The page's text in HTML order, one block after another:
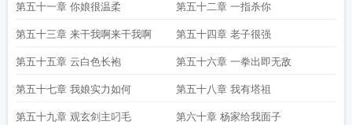
第五十一章 你娘很温柔 第五十二章 一指杀你
第五十三章 来干我啊来干我啊 第五十四章 老子很强
第五十五章 云白色长袍 第五十六章 一拳出即无敌
第五十七章 我娘实力如何 第五十八章 我有塔祖
第五十九章 观玄剑主叼毛 第六十章 杨家给我面子